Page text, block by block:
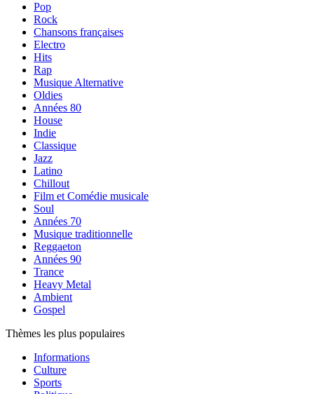
Pop
Rock
Chansons françaises
Electro
Hits
Rap
Musique Alternative
Oldies
Années 80
House
Indie
Classique
Jazz
Latino
Chillout
Film et Comédie musicale
Soul
Années 70
Musique traditionnelle
Reggaeton
Années 90
Trance
Heavy Metal
Ambient
Gospel
Thèmes les plus populaires
Informations
Culture
Sports